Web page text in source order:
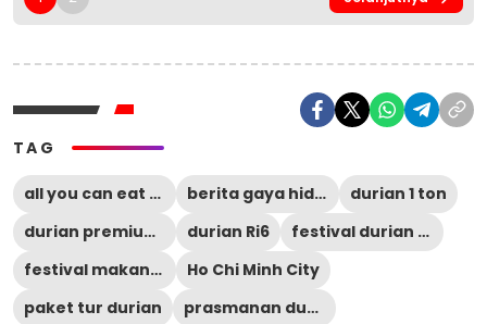
TAG
all you can eat durian berita gaya hidup
durian 1 ton
durian premium Vietnam
durian Ri6
festival durian Vietnam
festival makanan unik
Ho Chi Minh City
paket tur durian
prasmanan durian